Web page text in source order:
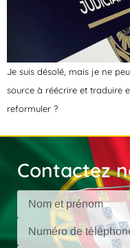
Je suis désolé, mais je ne
source à réécrire et traduire
reformuler ?
Contactez